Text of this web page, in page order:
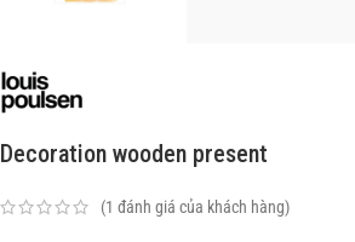
Decoration wooden present
(1 đánh giá của khách hàng)